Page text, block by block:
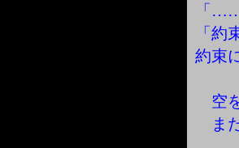
「
「
約束
空
ま